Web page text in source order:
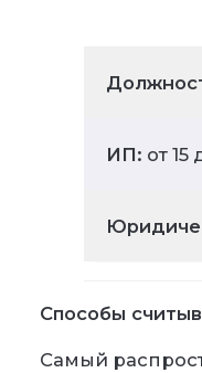
ИП: от 15
Способы
Самый